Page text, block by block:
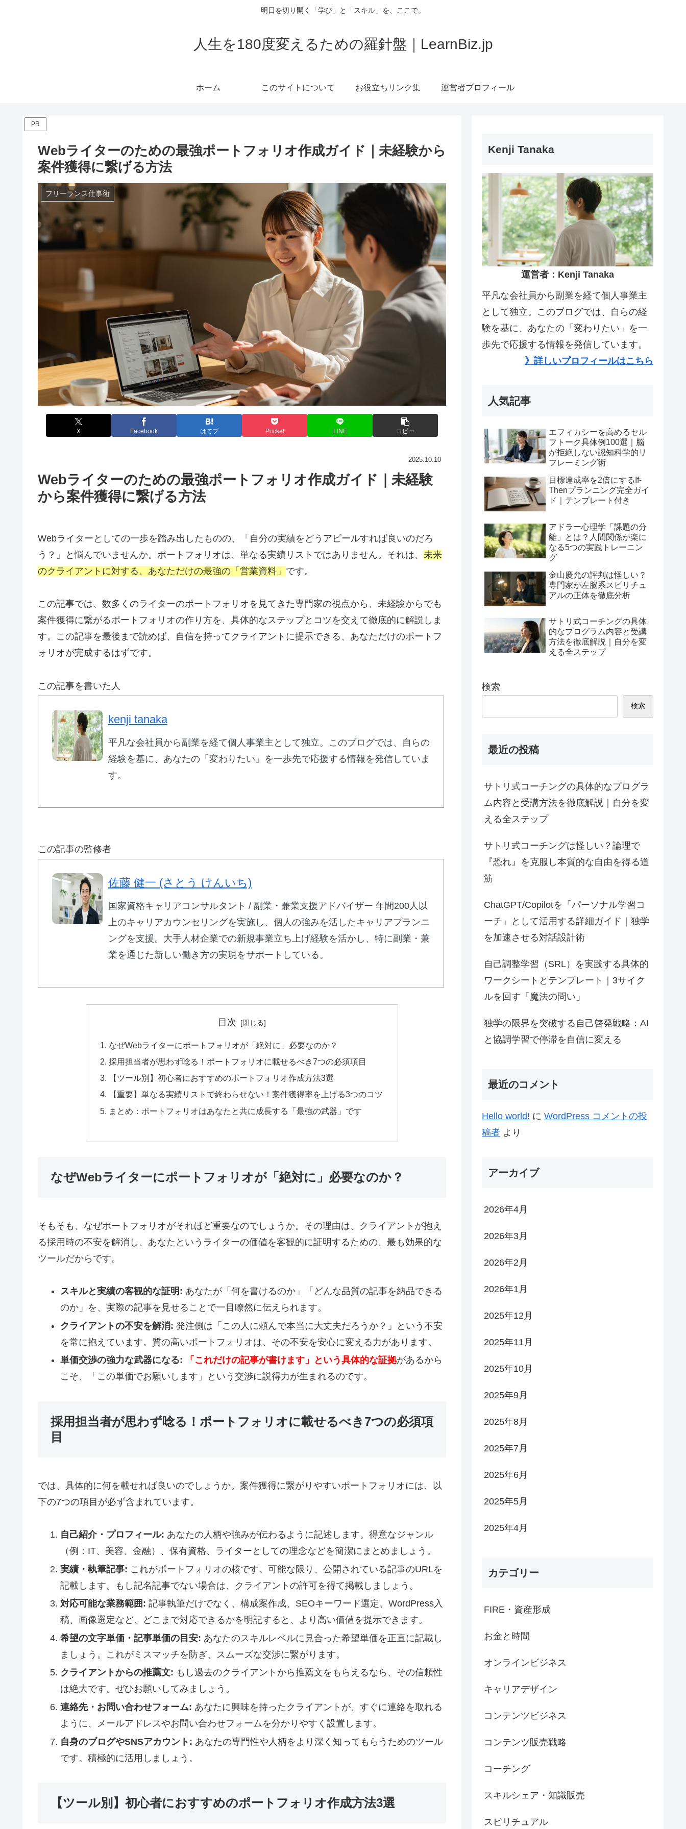
明日を切り開く「学び」と「スキル」を、ここで。
人生を180度変えるための羅針盤｜LearnBiz.jp
ホーム このサイトについて お役立ちリンク集 運営者プロフィール
PR
Webライターのための最強ポートフォリオ作成ガイド｜未経験から
案件獲得に繋げる方法
フリーランス仕事術
X Facebook はてブ Pocket LINE コピー
2025.10.10
Webライターのための最強ポートフォリオ作成ガイド｜未経験
から案件獲得に繋げる方法
Webライターとしての一歩を踏み出したものの、「自分の実績をどうアピールすれば良いのだろ
う？」と悩んでいませんか。ポートフォリオは、単なる実績リストではありません。それは、 未来
のクライアントに対する、あなただけの最強の「営業資料」 です。
この記事では、数多くのライターのポートフォリオを見てきた専門家の視点から、未経験からでも
案件獲得に繋がるポートフォリオの作り方を、具体的なステップとコツを交えて徹底的に解説しま
す。この記事を最後まで読めば、自信を持ってクライアントに提示できる、あなただけのポートフ
ォリオが完成するはずです。
この記事を書いた人
kenji tanaka
平凡な会社員から副業を経て個人事業主として独立。このブログでは、自らの
経験を基に、あなたの「変わりたい」を一歩先で応援する情報を発信していま
す。
この記事の監修者
佐藤 健一 (さとう けんいち)
国家資格キャリアコンサルタント / 副業・兼業支援アドバイザー 年間200人以
上のキャリアカウンセリングを実施し、個人の強みを活したキャリアプランニ
ングを支援。大手人材企業での新規事業立ち上げ経験を活かし、特に副業・兼
業を通じた新しい働き方の実現をサポートしている。
目次
なぜWebライターにポートフォリオが「絶対に」必要なのか？
採用担当者が思わず唸る！ポートフォリオに載せるべき7つの必須項目
【ツール別】初心者におすすめのポートフォリオ作成方法3選
【重要】単なる実績リストで終わらせない！案件獲得率を上げる3つのコツ
まとめ：ポートフォリオはあなたと共に成長する「最強の武器」です
なぜWebライターにポートフォリオが「絶対に」必要なのか？
そもそも、なぜポートフォリオがそれほど重要なのでしょうか。その理由は、クライアントが抱え
る採用時の不安を解消し、あなたというライターの価値を客観的に証明するための、最も効果的な
ツールだからです。
スキルと実績の客観的な証明: あなたが「何を書けるのか」「どんな品質の記事を納品できる
のか」を、実際の記事を見せることで一目瞭然に伝えられます。
クライアントの不安を解消: 発注側は「この人に頼んで本当に大丈夫だろうか？」という不安
を常に抱えています。質の高いポートフォリオは、その不安を安心に変える力があります。
単価交渉の強力な武器になる:
「これだけの記事が書けます」という具体的な証拠があるから
こそ、「この単価でお願いします」という交渉に説得力が生まれるのです。
採用担当者が思わず唸る！ポートフォリオに載せるべき7つの必須項
目
では、具体的に何を載せれば良いのでしょうか。案件獲得に繋がりやすいポートフォリオには、以
下の7つの項目が必ず含まれています。
自己紹介・プロフィール: あなたの人柄や強みが伝わるように記述します。得意なジャンル
（例：IT、美容、金融）、保有資格、ライターとしての理念などを簡潔にまとめましょう。
実績・執筆記事: これがポートフォリオの核です。可能な限り、公開されている記事のURLを
記載します。もし記名記事でない場合は、クライアントの許可を得て掲載しましょう。
対応可能な業務範囲: 記事執筆だけでなく、構成案作成、SEOキーワード選定、WordPress入
稿、画像選定など、どこまで対応できるかを明記すると、より高い価値を提示できます。
希望の文字単価・記事単価の目安: あなたのスキルレベルに見合った希望単価を正直に記載し
ましょう。これがミスマッチを防ぎ、スムーズな交渉に繋がります。
クライアントからの推薦文: もし過去のクライアントから推薦文をもらえるなら、その信頼性
は絶大です。ぜひお願いしてみましょう。
連絡先・お問い合わせフォーム: あなたに興味を持ったクライアントが、すぐに連絡を取れる
ように、メールアドレスやお問い合わせフォームを分かりやすく設置します。
自身のブログやSNSアカウント: あなたの専門性や人柄をより深く知ってもらうためのツール
です。積極的に活用しましょう。
【ツール別】初心者におすすめのポートフォリオ作成方法3選
Kenji Tanaka
運営者：Kenji Tanaka
平凡な会社員から副業を経て個人事業主
として独立。このブログでは、自らの経
験を基に、あなたの「変わりたい」を一
歩先で応援する情報を発信しています。
》詳しいプロフィールはこちら
人気記事
エフィカシーを高めるセル
フトーク具体例100選｜脳
が拒絶しない認知科学的リ
フレーミング術
目標達成率を2倍にするIf-
Thenプランニング完全ガイ
ド｜テンプレート付き
アドラー心理学「課題の分
離」とは？人間関係が楽に
なる5つの実践トレーニン
グ
金山慶允の評判は怪しい？
専門家が左脳系スピリチュ
アルの正体を徹底分析
サトリ式コーチングの具体
的なプログラム内容と受講
方法を徹底解説｜自分を変
える全ステップ
検索
検索
最近の投稿
サトリ式コーチングの具体的なプログラ
ム内容と受講方法を徹底解説｜自分を変
える全ステップ
サトリ式コーチングは怪しい？論理で
『恐れ』を克服し本質的な自由を得る道
筋
ChatGPT/Copilotを「パーソナル学習コ
ーチ」として活用する詳細ガイド｜独学
を加速させる対話設計術
自己調整学習（SRL）を実践する具体的
ワークシートとテンプレート｜3サイク
ルを回す「魔法の問い」
独学の限界を突破する自己啓発戦略：AI
と協調学習で停滞を自信に変える
最近のコメント
Hello world! に WordPress コメントの投
稿者 より
アーカイブ
2026年4月
2026年3月
2026年2月
2026年1月
2025年12月
2025年11月
2025年10月
2025年9月
2025年8月
2025年7月
2025年6月
2025年5月
2025年4月
カテゴリー
FIRE・資産形成
お金と時間
オンラインビジネス
キャリアデザイン
コンテンツビジネス
コンテンツ販売戦略
コーチング
スキルシェア・知識販売
スピリチュアル